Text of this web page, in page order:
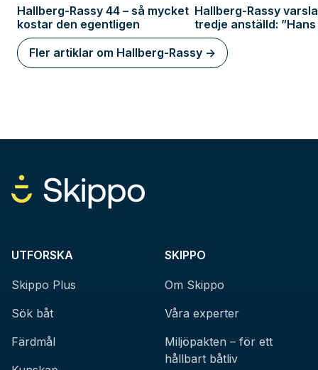
Hallberg-Rassy 44 – så mycket
kostar den egentligen
Hallberg-Rassy
tredje anställd:
förlamar marknaden”
Fler artiklar om Hallberg-Rassy ->
UTFORSKA
Skippo Plus
Sök båt
Färdmål
SKIPPO
Om Skippo
Våra experter
Miljöpakten – för ett
hållbart båtliv